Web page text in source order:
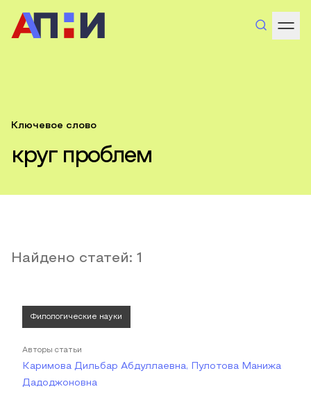
Ключевое слово
круг проблем
Найдено статей: 1
Филологические науки
Авторы статьи
Каримова Дильбар Абдуллаевна, Пулотова Манижа
Дадоджоновна